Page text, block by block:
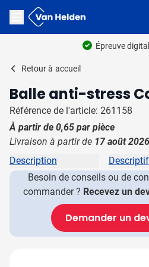
Aller au contenu
Ouvrir le menu
Épreuve
Retour à accueil
Balle anti-stress
Référence de l'article: 261158
À partir de 0,65 par pièce
Livraison à partir de 17 août 2026
Description Descriptif
Besoin de conseils ou de
commander ? Recevez un
Demander un